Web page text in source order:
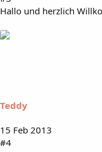
Hallo und herzlich
Teddy
15 Feb 2013
#4